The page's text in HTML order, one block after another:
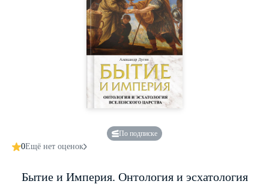
По подписке
0Ещё нет оценок
Бытие и Империя. Онтология и эсхатология